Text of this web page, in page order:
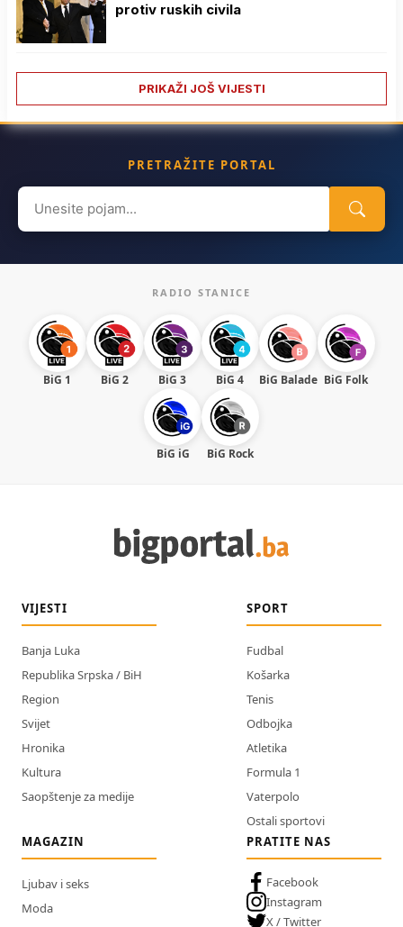
protiv ruskih civila
PRIKAŽI JOŠ VIJESTI
PRETRAŽITE PORTAL
Search
for:
RADIO STANICE
BiG 1 BiG 2 BiG 3 BiG 4 BiG Balade BiG Folk
BiG iG BiG Rock
VIJESTI
Banja Luka
Republika Srpska / BiH
Region
Svijet
Hronika
Kultura
Saopštenje za medije
SPORT
Fudbal
Košarka
Tenis
Odbojka
Atletika
Formula 1
Vaterpolo
Ostali sportovi
MAGAZIN
Ljubav i seks
Moda
PRATITE NAS
Facebook
Instagram
X / Twitter